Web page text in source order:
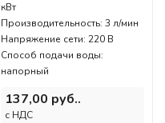
кВт
Производительность: 3 л/мин
Напряжение сети: 220 В
Способ подачи воды:
напорный
137,00 руб..
c НДС